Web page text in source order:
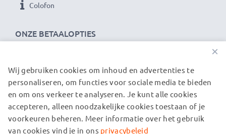
ONZE BETAALOPTIES
Colofon
ONZE VERZENDPARTNERS
© subtel.be 2026
Alle prijzen zijn inclusief btw en exclusief verzendkosten.
Houd er rekening mee dat alle genoemde handelsmerken de
×
Wij gebruiken cookies om inhoud en advertenties te
personaliseren, om functies voor sociale media te bieden
en om ons verkeer te analyseren. Je kunt alle cookies
accepteren, alleen noodzakelijke cookies toestaan of je
voorkeuren beheren. Meer informatie over het gebruik
van cookies vind je in ons privacybeleid